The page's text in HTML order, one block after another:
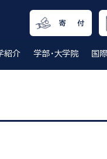
寄 付
紹介 学部・大学院 国